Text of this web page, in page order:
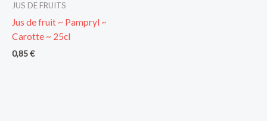
JUS DE FRUITS
Jus de fruit ~ Pampryl ~
Carotte ~ 25cl
0,85€